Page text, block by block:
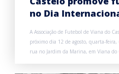
no Dia
A Associação de Futebol de Viana do
próximo dia 12 de agosto, quarta-
rua no Jardim da Marina, em Viana do